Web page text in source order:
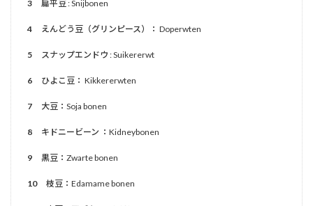
3 扁平豆 : Snijbonen
4 えんどう豆（グリンピース）： Doperwten
5 スナップエンドウ : Suikererwt
6 ひよこ豆： Kikkererwten
7 大豆：Soja bonen
8 キドニービーン ：Kidneybonen
9 黒豆：Zwarte bonen
10 枝豆：Edamame bonen